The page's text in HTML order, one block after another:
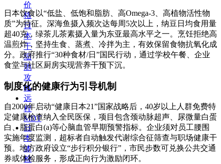
价
格
日
本
干
细
胞
攻
略
远
程
MDT
日
本
体
检
日本饮食以“低盐、低饱和脂肪、高Omega-3、高植物活性物
质”为特征。深海鱼摄入频次达每周5次以上，纳豆日均食用量
超40克，绿茶儿茶素摄入量为东亚最高水平之一。烹饪拒绝高
温煎炸，坚持生食、蒸煮、冷拌为主，有效保留食物抗氧化成
分。政府推行“30种食材/日”国民行动，通过学校午餐、企业
食堂与社区厨房实现营养干预下沉。
制度化的健康行为引导机制
自2000年启动“健康日本21”国家战略后，40岁以上人群免费特
定健康检查纳入全民医保，项目包含颈动脉超声、尿微量白蛋
白、脂蛋白(a)等心脑血管早期预警指标。企业须对员工腰围
实施年度监测，超标者自动触发代谢综合征筛查与职场健康干
预。地方政府设立“步行积分银行”，市民步数可兑换公共交通
券或体检服务，形成正向行为激励闭环。